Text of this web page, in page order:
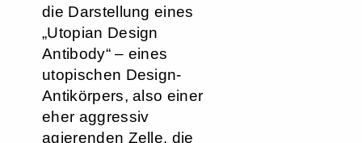
die Darstellung eines
„Utopian Design
Antibody“ – eines
utopischen Design-
Antikörpers, also einer
eher aggressiv
agierenden Zelle, die